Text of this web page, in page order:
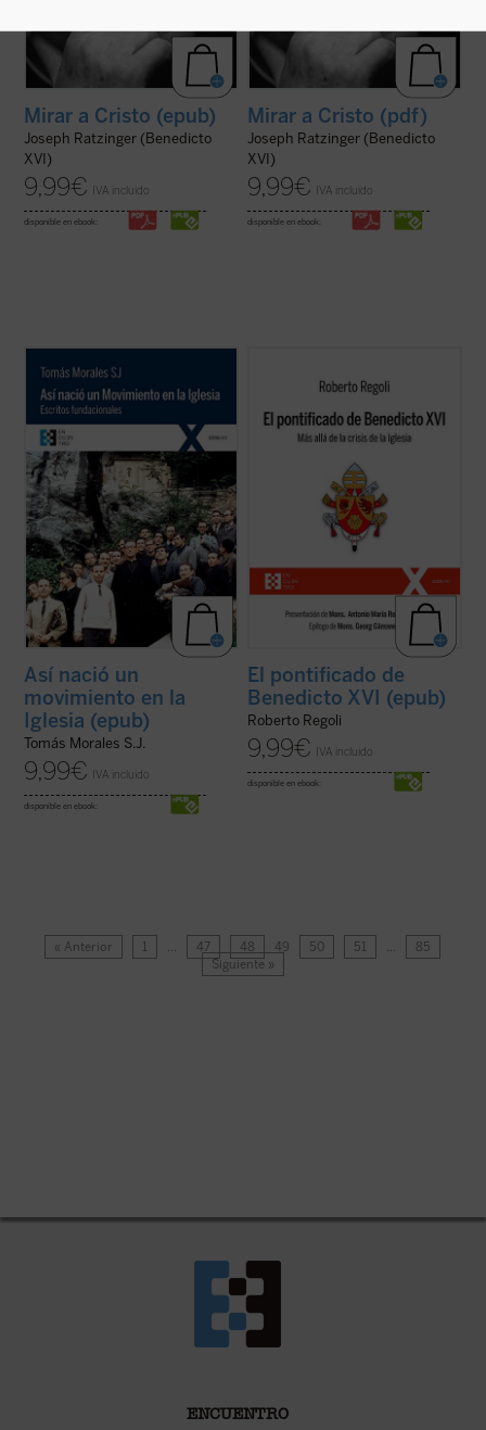
Mirar a Cristo (epub)
Joseph Ratzinger (Benedicto
XVI)
9,99€ IVA incluido
disponible en ebook:
Mirar a Cristo (pdf)
Joseph Ratzinger (Benedicto
XVI)
9,99€ IVA incluido
disponible en ebook:
Escritos fundacionales
obra tres narraciones (Memoria, La
Cruzada de Santa María: Génesis y
Movimiento
(ver
ficha)
Así nació un
movimiento en la
Iglesia (epub)
Tomás Morales S.J.
9,99€ IVA incluido
disponible en ebook:
amplia mirada de conjunto sólidamente
Ratzinger como papa, a la vez que señala
algunas claves interpretativas que ...(ver
El pontificado de
Benedicto XVI (epub)
Roberto Regoli
9,99€ IVA incluido
disponible en ebook:
« Anterior 1 … 47 48 49 50 51 …
85
Siguiente »
ENCUENTRO